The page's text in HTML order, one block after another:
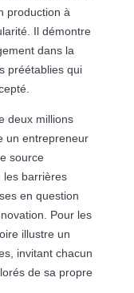
production à
Il démontre
dans la
préétablies qui
deux millions
un entrepreneur
source
les barrières
en question
Pour les
illustre un
invitant chacun
de sa propre